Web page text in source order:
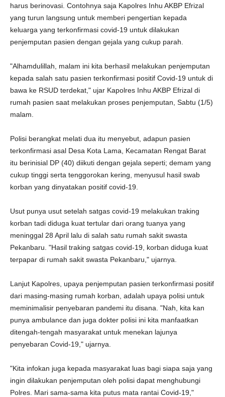
harus berinovasi. Contohnya saja Kapolres Inhu AKBP Efrizal
yang turun langsung untuk memberi pengertian kepada
keluarga yang terkonfirmasi covid-19 untuk dilakukan
penjemputan pasien dengan gejala yang cukup parah.
"Alhamdulillah, malam ini kita berhasil melakukan penjemputan
kepada salah satu pasien terkonfirmasi positif Covid-19 untuk di
bawa ke RSUD terdekat," ujar Kapolres Inhu AKBP Efrizal di
rumah pasien saat melakukan proses penjemputan, Sabtu (1/5)
malam.
Polisi berangkat melati dua itu menyebut, adapun pasien
terkonfirmasi asal Desa Kota Lama, Kecamatan Rengat Barat
itu berinisial DP (40) diikuti dengan gejala seperti; demam yang
cukup tinggi serta tenggorokan kering, menyusul hasil swab
korban yang dinyatakan positif covid-19.
Usut punya usut setelah satgas covid-19 melakukan traking
korban tadi diduga kuat tertular dari orang tuanya yang
meninggal 28 April lalu di salah satu rumah sakit swasta
Pekanbaru. "Hasil traking satgas covid-19, korban diduga kuat
terpapar di rumah sakit swasta Pekanbaru," ujarnya.
Lanjut Kapolres, upaya penjemputan pasien terkonfirmasi positif
dari masing-masing rumah korban, adalah upaya polisi untuk
meminimalisir penyebaran pandemi itu disana. "Nah, kita kan
punya ambulance dan juga dokter polisi ini kita manfaatkan
ditengah-tengah masyarakat untuk menekan lajunya
penyebaran Covid-19," ujarnya.
"Kita infokan juga kepada masyarakat luas bagi siapa saja yang
ingin dilakukan penjemputan oleh polisi dapat menghubungi
Polres. Mari sama-sama kita putus mata rantai Covid-19,"